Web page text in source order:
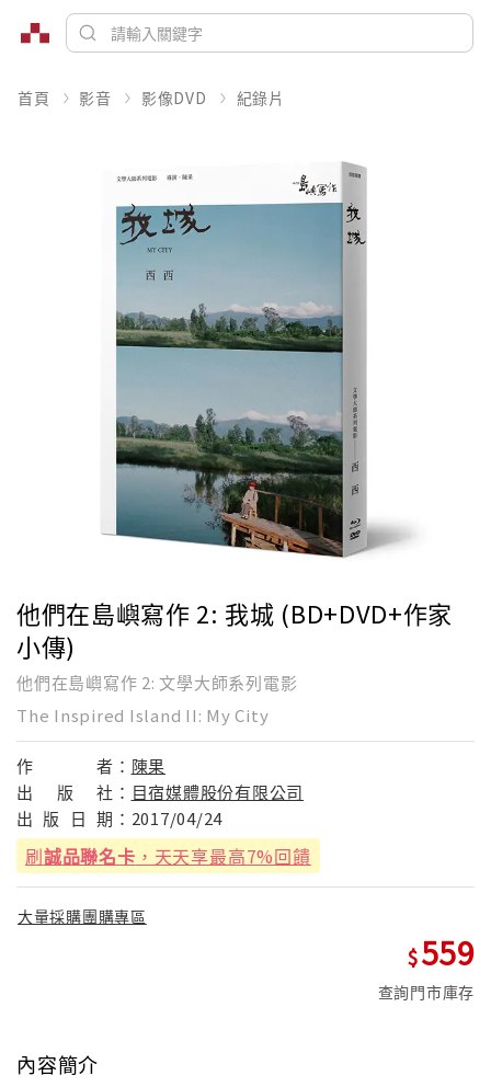
首頁 影音 影像DVD 紀錄片
他們在島嶼寫作 2: 我城 (BD+DVD+作家
小傳)
他們在島嶼寫作 2: 文學大師系列電影
The Inspired Island II: My City
作 者： 陳果
出
版 社： 目宿媒體股份有限公司
出 版 日 期： 2017/04/24
刷誠品聯名卡 ，天天享最高7%回饋
大量採購團購專區
559
查詢門市庫存
內容簡介